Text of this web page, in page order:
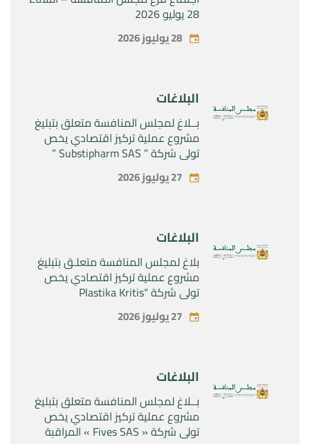
28 يوليو 2026
28 يوليوز 2026
البلاغات
بــلاغ لمجلس المنافسة متعلق بتبليغ
مشروع عملية تركيز اقتصادي يخص
تولي شركة ” Substipharm SAS ”
المراقبة الحصرية للأصول والحقوق
المتعلقة بالمنتجين الصيدلانيين”
27 يوليوز 2026
البلاغات
بلاغ لمجلس المنافسة متعلـق بتبليغ
مشروع عملية تركيز اقتصادي يخص
تولي شركة “Plastika Kritis
SA”المراقبة الحصرية لشركة
“Naturplas Industrial SARL” 27 يوليوز 2026
البلاغات
بــلاغ لمجلس المنافسة متعلق بتبليغ
مشروع عملية تركيز اقتصادي يخص
تولي شركة « Fives SAS » المراقبة